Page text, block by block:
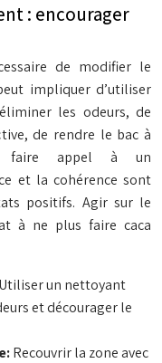
: encourager
de modifier le
impliquer d’utiliser
les odeurs, de
de rendre le bac à
faire appel à un
et la cohérence sont
positifs. Agir sur le
à ne plus faire caca
Utiliser un nettoyant
et décourager le
Recouvrir la zone avec